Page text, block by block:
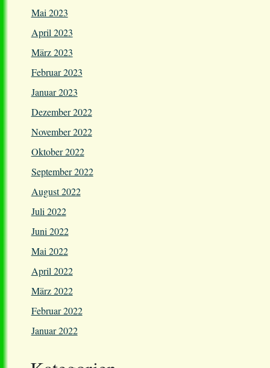
Mai 2023
April 2023
März 2023
Februar 2023
Januar 2023
Dezember 2022
November 2022
Oktober 2022
September 2022
August 2022
Juli 2022
Juni 2022
Mai 2022
April 2022
März 2022
Februar 2022
Januar 2022